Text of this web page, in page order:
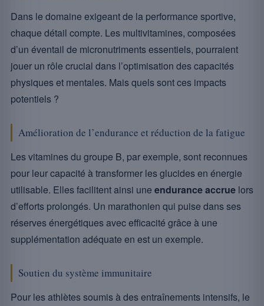
Dans le domaine exigeant de la performance sportive,
chaque détail compte. Les multivitamines, composées
d’un éventail de micronutriments essentiels, pourraient
jouer un rôle crucial dans l’optimisation des capacités
physiques et mentales. Mais quels sont ces impacts
potentiels ?
Amélioration de l’endurance et réduction de la fatigue
Les vitamines du groupe B, par exemple, sont reconnues
pour leur capacité à transformer les glucides en énergie
utilisable. Elles facilitent ainsi une endurance accrue lors
d’efforts prolongés. Un marathonien qui puise dans ses
réserves énergétiques avec efficacité grâce à une
supplémentation adéquate en est un exemple.
Soutien du système immunitaire
Pour les athlètes soumis à des entraînements intensifs, le